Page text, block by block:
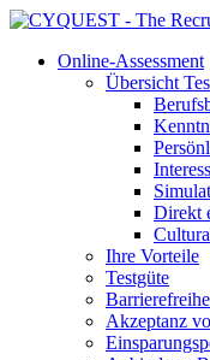
Online-Assessment
Übersicht
Direkt
Ihre Vorteile
Testgüte
Akzeptanz